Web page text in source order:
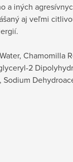
a iných
aj veľmi
Chamomilla
2